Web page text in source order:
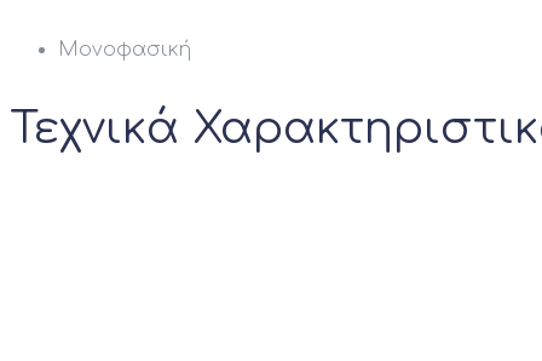
Μονοφασική
Τεχνικά